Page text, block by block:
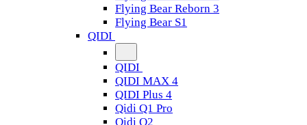
Flying Bear Reborn 3
Flying Bear S1
QIDI
QIDI
QIDI MAX 4
QIDI Plus 4
Qidi Q1 Pro
Qidi Q2